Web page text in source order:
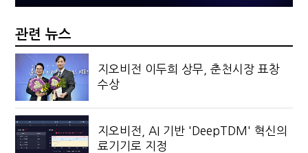
관련 뉴스
지오비전 이두희 상무, 춘천시장 표창
수상
지오비전, AI 기반 'DeepTDM' 혁신의
료기기로 지정